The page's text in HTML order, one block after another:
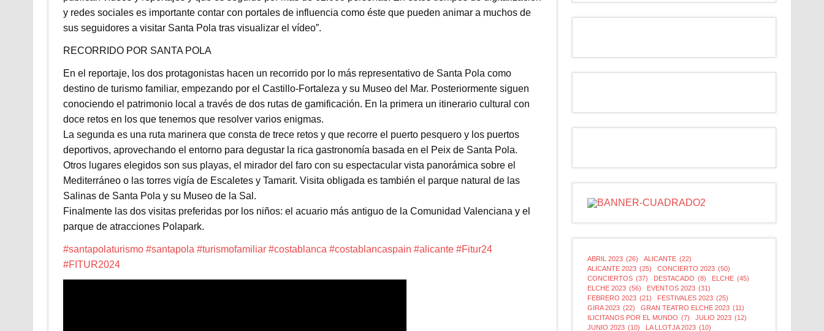
y redes sociales es importante contar con portales de influencia como éste que pueden animar a muchos de
sus seguidores a visitar Santa Pola tras visualizar el vídeo”.
RECORRIDO POR SANTA POLA
En el reportaje, los dos protagonistas hacen un recorrido por lo más representativo de Santa Pola como
destino de turismo familiar, empezando por el Castillo-Fortaleza y su Museo del Mar. Posteriormente siguen
conociendo el patrimonio local a través de dos rutas de gamificación. En la primera un itinerario cultural con
doce retos en los que tenemos que resolver varios enigmas.
La segunda es una ruta marinera que consta de trece retos y que recorre el puerto pesquero y los puertos
deportivos, aprovechando el entorno para degustar la rica gastronomía basada en el Peix de Santa Pola.
Otros lugares elegidos son sus playas, el mirador del faro con su espectacular vista panorámica sobre el
Mediterráneo o las torres vigía de Escaletes y Tamarit. Visita obligada es también el parque natural de las
Salinas de Santa Pola y su Museo de la Sal.
Finalmente las dos visitas preferidas por los niños: el acuario más antiguo de la Comunidad Valenciana y el
parque de atracciones Polapark.
#santapolaturismo #santapola #turismofamiliar #costablanca #costablancaspain #alicante #Fitur24
#FITUR2024
ABRIL 2023 (26) ALICANTE (22)
ALICANTE 2023 (25) CONCIERTO 2023 (50)
CONCIERTOS (37) DESTACADO (8) ELCHE (45)
ELCHE 2023 (56) EVENTOS 2023 (31)
FEBRERO 2023 (21) FESTIVALES 2023 (25)
GIRA 2023 (22) GRAN TEATRO ELCHE 2023 (11)
ILICITANOS POR EL MUNDO (7) JULIO 2023 (12)
JUNIO 2023 (10) LA LLOTJA 2023 (10)